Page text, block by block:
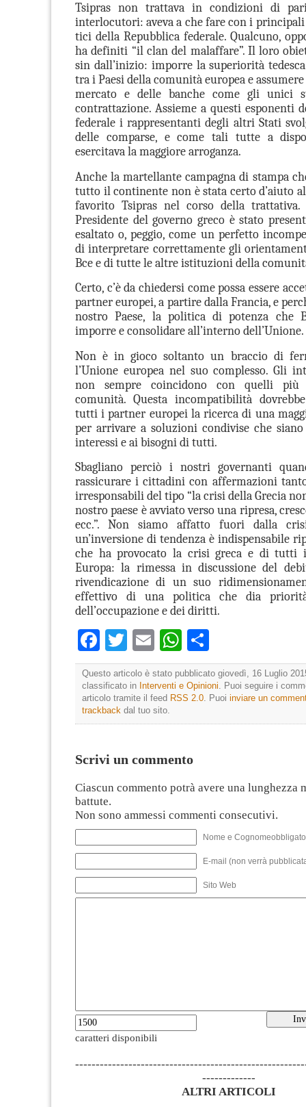
Tsipras non trattava in condizioni di
interlocutori: aveva a che fare con i
tici della Repub­blica fede­rale. Qualcuno,
ha definiti “il clan del malaffare”. Il loro
sin dall’inizio: imporre la superiorità
tra i Paesi della comunità europea e
mercato e delle banche come gli unici
contrattazione. Assieme a questi esponenti
federale i rappresentanti degli altri Stati
delle comparse, e come tali tutte a
esercitava la maggiore arroganza.
Anche la martellante campagna di stampa
tutto il continente non è stata certo d’aiuto
favorito Tsipras nel corso della
Presidente del governo greco è stato
esaltato o, peggio, come un perfetto
di interpretare correttamente gli
Bce e di tutte le altre istituzioni della
Certo, c’è da chiedersi come possa essere
part­ner euro­pei, a partire dalla Fran­cia, e
nostro Paese, la poli­tica di potenza che
imporre e consolidare all’interno dell’Unione.
Non è in gioco soltanto un braccio di
l’Unione europea nel suo complesso. Gli
non sempre coincidono con quelli più
comunità. Questa incompatibilità
tutti i partner europei la ricerca di una
per arrivare a soluzioni condivise che
interessi e ai bisogni di tutti.
Sbagliano perciò i nostri governanti
rassicurare i cittadini con affermazioni
irresponsabili del tipo “la crisi della Grecia
nostro paese è avviato verso una ripresa,
ecc.”. Non siamo affatto fuori dalla
un’inversione di tendenza è indispensabile
che ha provocato la crisi greca e di tutti
Europa: la rimessa in discussione del
rivendicazione di un suo
effettivo di una politica che dia
dell’occupazione e dei diritti.
Facebook
TwitterEmailWhatsApp
Questo articolo è stato pubblicato giovedì, 16 Luglio
classificato in Interventi e Opinioni. Puoi seguire i
articolo tramite il feed RSS 2.0. Puoi inviare un
trackback dal tuo sito.
Scrivi un commento
Ciascun commento potrà avere una lunghezza
battute.
Non sono ammessi commenti consecutivi.
Nome e
E-mail (non verrà
Sito Web
caratteri disponibili
-------------
ALTRI ARTICOLI